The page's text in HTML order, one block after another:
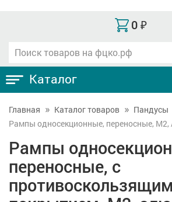
0 ₽
Каталог
Главная Каталог товаров Пандусы
Рампы односекционные, переносные, М2,
Рампы
переносные, с
противоскользящим